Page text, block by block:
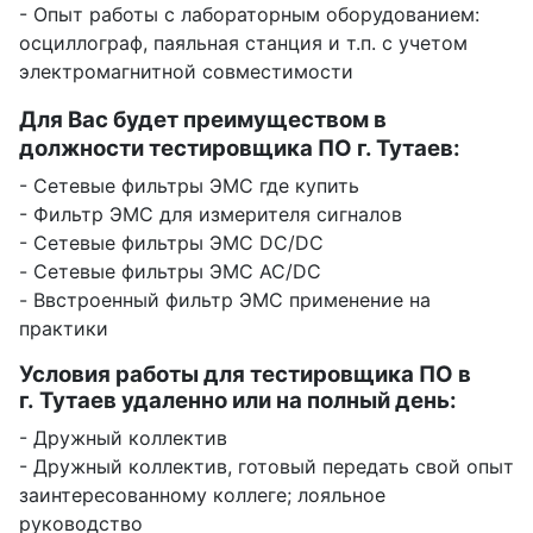
- Опыт работы с лабораторным оборудованием:
осциллограф, паяльная станция и т.п. с учетом
электромагнитной совместимости
Для Вас будет преимуществом в
должности тестировщика ПО г. Тутаев:
- Сетевые фильтры ЭМС где купить
- Фильтр ЭМС для измерителя сигналов
- Сетевые фильтры ЭМС DC/DC
- Сетевые фильтры ЭМС AC/DC
- Ввстроенный фильтр ЭМС применение на
практики
Условия работы для тестировщика ПО в
г. Тутаев удаленно или на полный день:
- Дружный коллектив
- Дружный коллектив, готовый передать свой опыт
заинтересованному коллеге; лояльное
руководство